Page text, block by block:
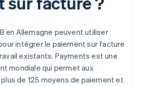
en Allemagne peuvent utiliser
intégrer le paiement sur facture
existants. Payments est une
mondiale qui permet aux
de 125 moyens de paiement et